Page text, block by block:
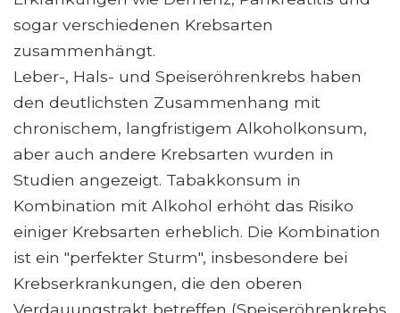
sogar verschiedenen Krebsarten
zusammenhängt.
Leber-, Hals- und Speiseröhrenkrebs haben
den deutlichsten Zusammenhang mit
chronischem, langfristigem Alkoholkonsum,
aber auch andere Krebsarten wurden in
Studien angezeigt. Tabakkonsum in
Kombination mit Alkohol erhöht das Risiko
einiger Krebsarten erheblich. Die Kombination
ist ein "perfekter Sturm", insbesondere bei
Krebserkrankungen, die den oberen
Verdauungstrakt betreffen (Speiseröhrenkrebs